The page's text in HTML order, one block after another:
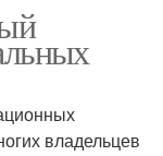
владельцев